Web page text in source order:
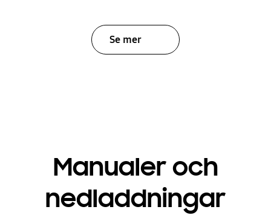
Se mer
Manualer och
nedladdningar